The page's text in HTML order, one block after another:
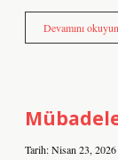
Devamını okuyun
Tarih: Nisan 23, 2026